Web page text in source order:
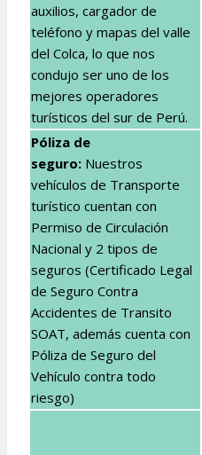
auxilios, cargador de
teléfono y mapas del valle
del Colca, lo que nos
condujo ser uno de los
mejores operadores
turísticos del sur de Perú.
Póliza de
seguro: Nuestros
vehículos de Transporte
turístico cuentan con
Permiso de Circulación
Nacional y 2 tipos de
seguros (Certificado Legal
de Seguro Contra
Accidentes de Transito
SOAT, además cuenta con
Póliza de Seguro del
Vehículo contra todo
riesgo)